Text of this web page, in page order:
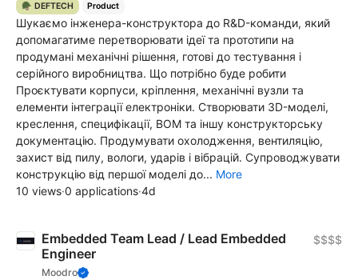
🪖 DEFTECH Product
Шукаємо інженера-конструктора до R&D-команди, який
допомагатиме перетворювати ідеї та прототипи на
продумані механічні рішення, готові до тестування і
серійного виробництва. Що потрібно буде робити
Проєктувати корпуси, кріплення, механічні вузли та
елементи інтеграції електроніки. Створювати 3D-моделі,
креслення, специфікації, BOM та іншу конструкторську
документацію. Продумувати охолодження, вентиляцію,
захист від пилу, вологи, ударів і вібрацій. Супроводжувати
конструкцію від першої моделі до... More
10 views·0 applications·4d
Embedded Team Lead / Lead Embedded
Engineer
Moodro
$$$$